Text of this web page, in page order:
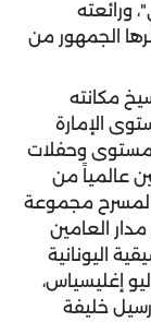
ورائعته
الجمهور من
مكانته
الإمارة
وحفلات
عالمياً من
المسرح مجموعة
العامين
اليونانية
إغليسياس،
خليفة